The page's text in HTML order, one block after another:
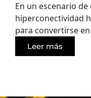
En un escenario
hiperconectividad
para convertirse
Leer más